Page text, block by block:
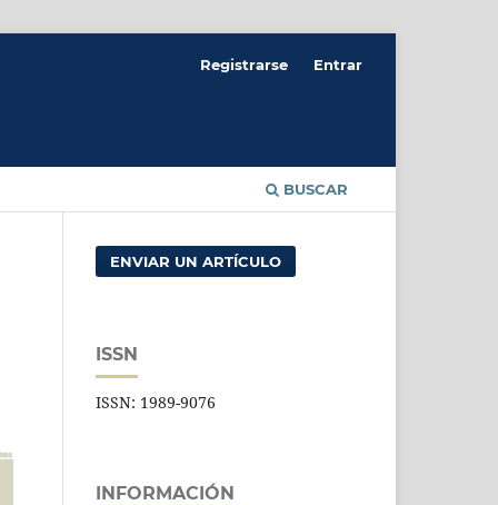
BUSCAR
Registrarse Entrar
ENVIAR UN ARTÍCULO
ISSN
ISSN: 1989-9076
INFORMACIÓN